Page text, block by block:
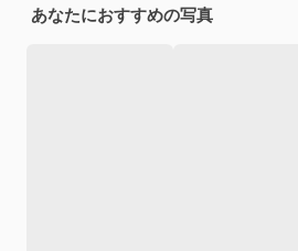
あなたにおすすめの写真